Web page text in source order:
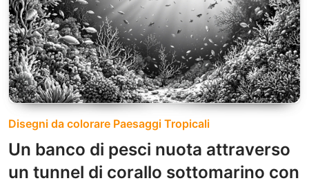
Disegni da colorare Paesaggi Tropicali
Un banco di pesci nuota attraverso
un tunnel di corallo sottomarino con